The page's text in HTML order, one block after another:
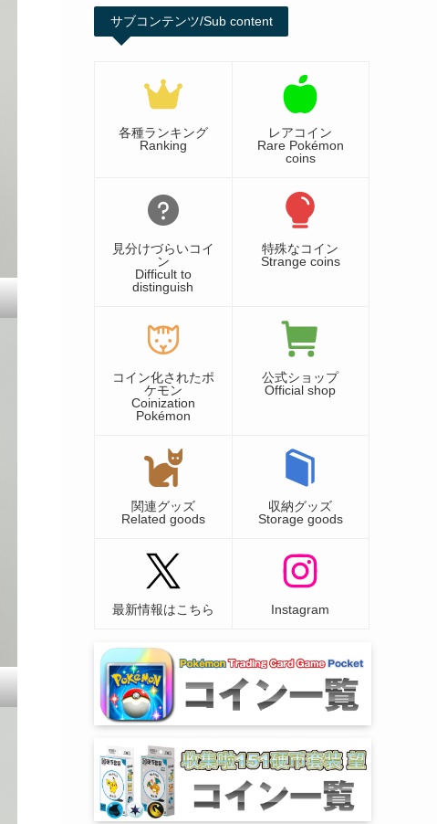
サブコンテンツ/Sub content
各種ランキング
Ranking
レアコイン
Rare Pokémon
coins
見分けづらいコイ
ン
Difficult to
distinguish
特殊なコイン
Strange coins
コイン化されたポ
ケモン
Coinization
Pokémon
公式ショップ
Official shop
関連グッズ
Related goods
収納グッズ
Storage goods
最新情報はこちら Instagram